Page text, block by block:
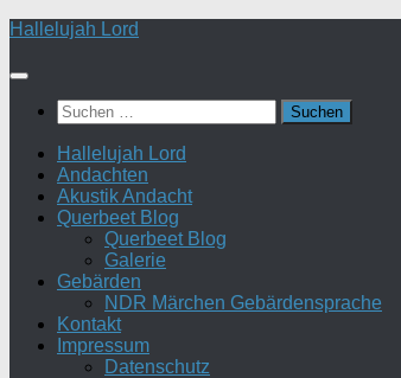
Zum
springen
Hallelujah Lord
Suchen
nach:
Hallelujah Lord
Andachten
Akustik Andacht
Querbeet Blog
Querbeet Blog
Galerie
Gebärden
NDR Märchen Gebärdensprache
Kontakt
Impressum
Datenschutz